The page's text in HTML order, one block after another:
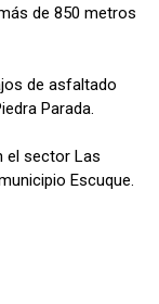
de 850 metros
de asfaltado
Parada.
el sector Las
Escuque.